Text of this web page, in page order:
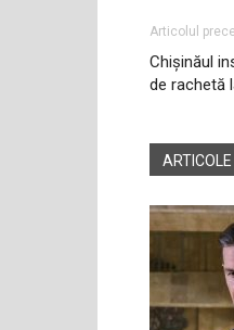
Articolul
Chișinăul
de rachetă